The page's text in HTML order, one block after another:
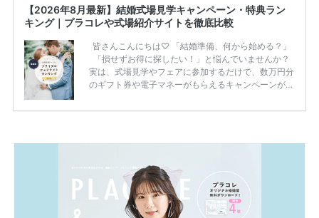
【2026年8月最新】結婚式場見学キャンペーン・特典ラン
キング｜プラコレや式場紹介サイトを徹底比較
皆さんこんにちは♡ 「結婚準備、何から始める？」
「損せずお得に探したい！」と悩んでいませんか？
実は、式場見学やフェアに参加するだけで、数万円分
のギフト券や電子マネーがもらえるキャンペーンがあ
ため、比較せずに選ぶと損をしてしまうことも……。
一番お得？」「プラコレの特典は？」といった疑問も
解決します。 まずは診断で候補を絞れる「ウェディ
ング診断」か、体験型 […]続きを読む